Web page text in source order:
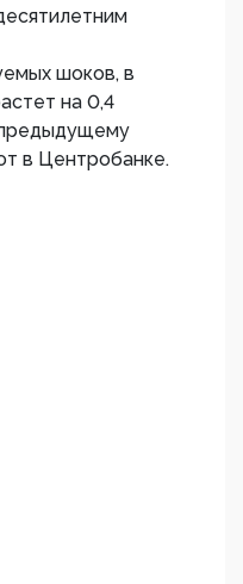
шоков, в
на 0,4
в Центробанке.